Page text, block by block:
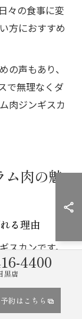
々の食事に変
方におすすめ
の声もあり、
で無理なくダ
肉ジンギスカ
ム肉の魅
る理由
スカンです。
ぱりとした味
ジンギスカン
4400
黒店
約はこちら